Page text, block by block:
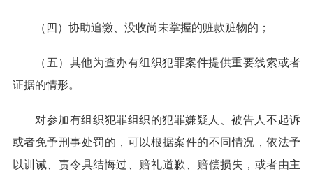
（四）协助追缴、没收尚未掌握的赃款赃物的；
（五）其他为查办有组织犯罪案件提供重要线索或者
证据的情形。
对参加有组织犯罪组织的犯罪嫌疑人、被告人不起诉
或者免予刑事处罚的，可以根据案件的不同情况，依法予
以训诫、责令具结悔过、赔礼道歉、赔偿损失，或者由主